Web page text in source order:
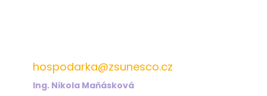
hospodarka@zsunesco.cz
Ing. Nikola Maňásková